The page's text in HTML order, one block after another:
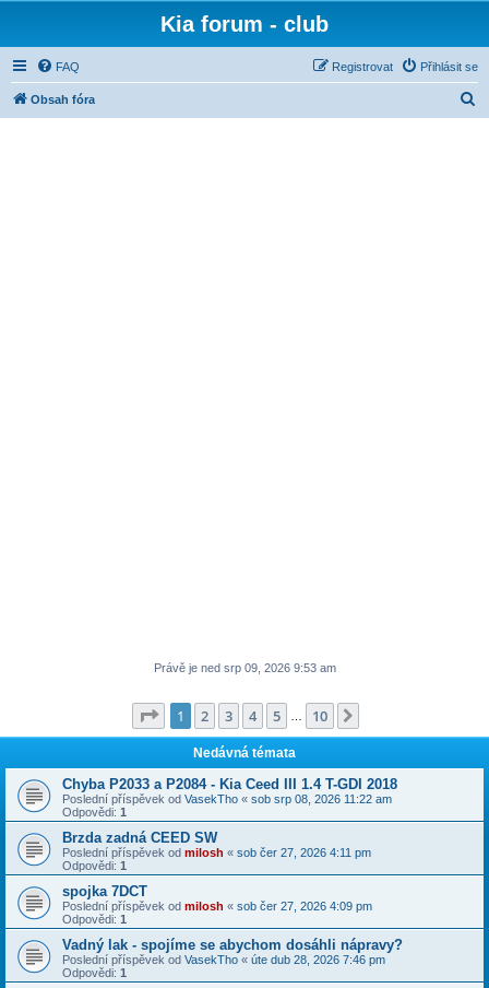
Kia forum - club
FAQ Přihlásit se
Registrovat
Obsah fóra
Právě je ned srp 09, 2026 9:53 am
Stránka z 10
1 2 3 4 5 10
Nedávná témata
Chyba P2033 a P2084 - Kia Ceed III 1.4 T-GDI 2018
Poslední příspěvek od VasekTho « sob srp 08, 2026 11:22 am
Odpovědi: 1
Brzda zadná CEED SW
Poslední příspěvek od milosh « sob čer 27, 2026 4:11 pm
Odpovědi: 1
spojka 7DCT
Poslední příspěvek od milosh « sob čer 27, 2026 4:09 pm
Odpovědi: 1
Vadný lak - spojíme se abychom dosáhli nápravy?
Poslední příspěvek od VasekTho « úte dub 28, 2026 7:46 pm
Odpovědi: 1